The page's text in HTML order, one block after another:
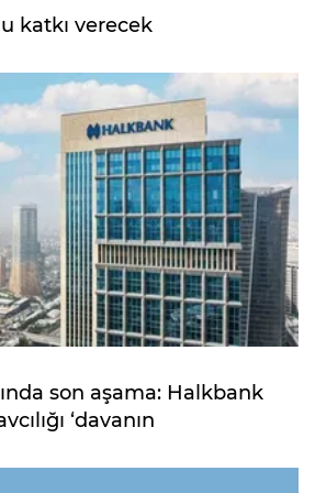
katkı verecek
son aşama: Halkbank
‘davanın